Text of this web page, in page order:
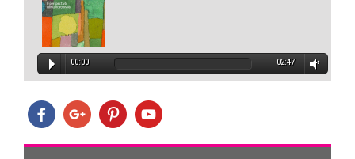
00:00 02:47